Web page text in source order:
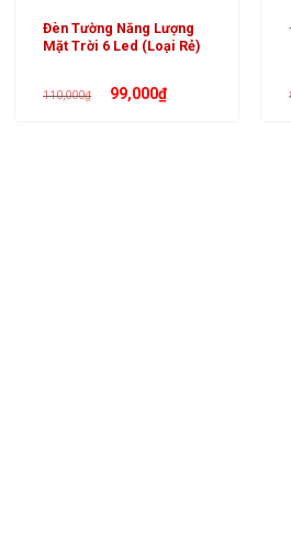
Đèn Tường Năng Lượng
Mặt Trời 6 Led (Loại Rẻ)
110,000₫
Giá
gốc
99,000₫Giá
hiện